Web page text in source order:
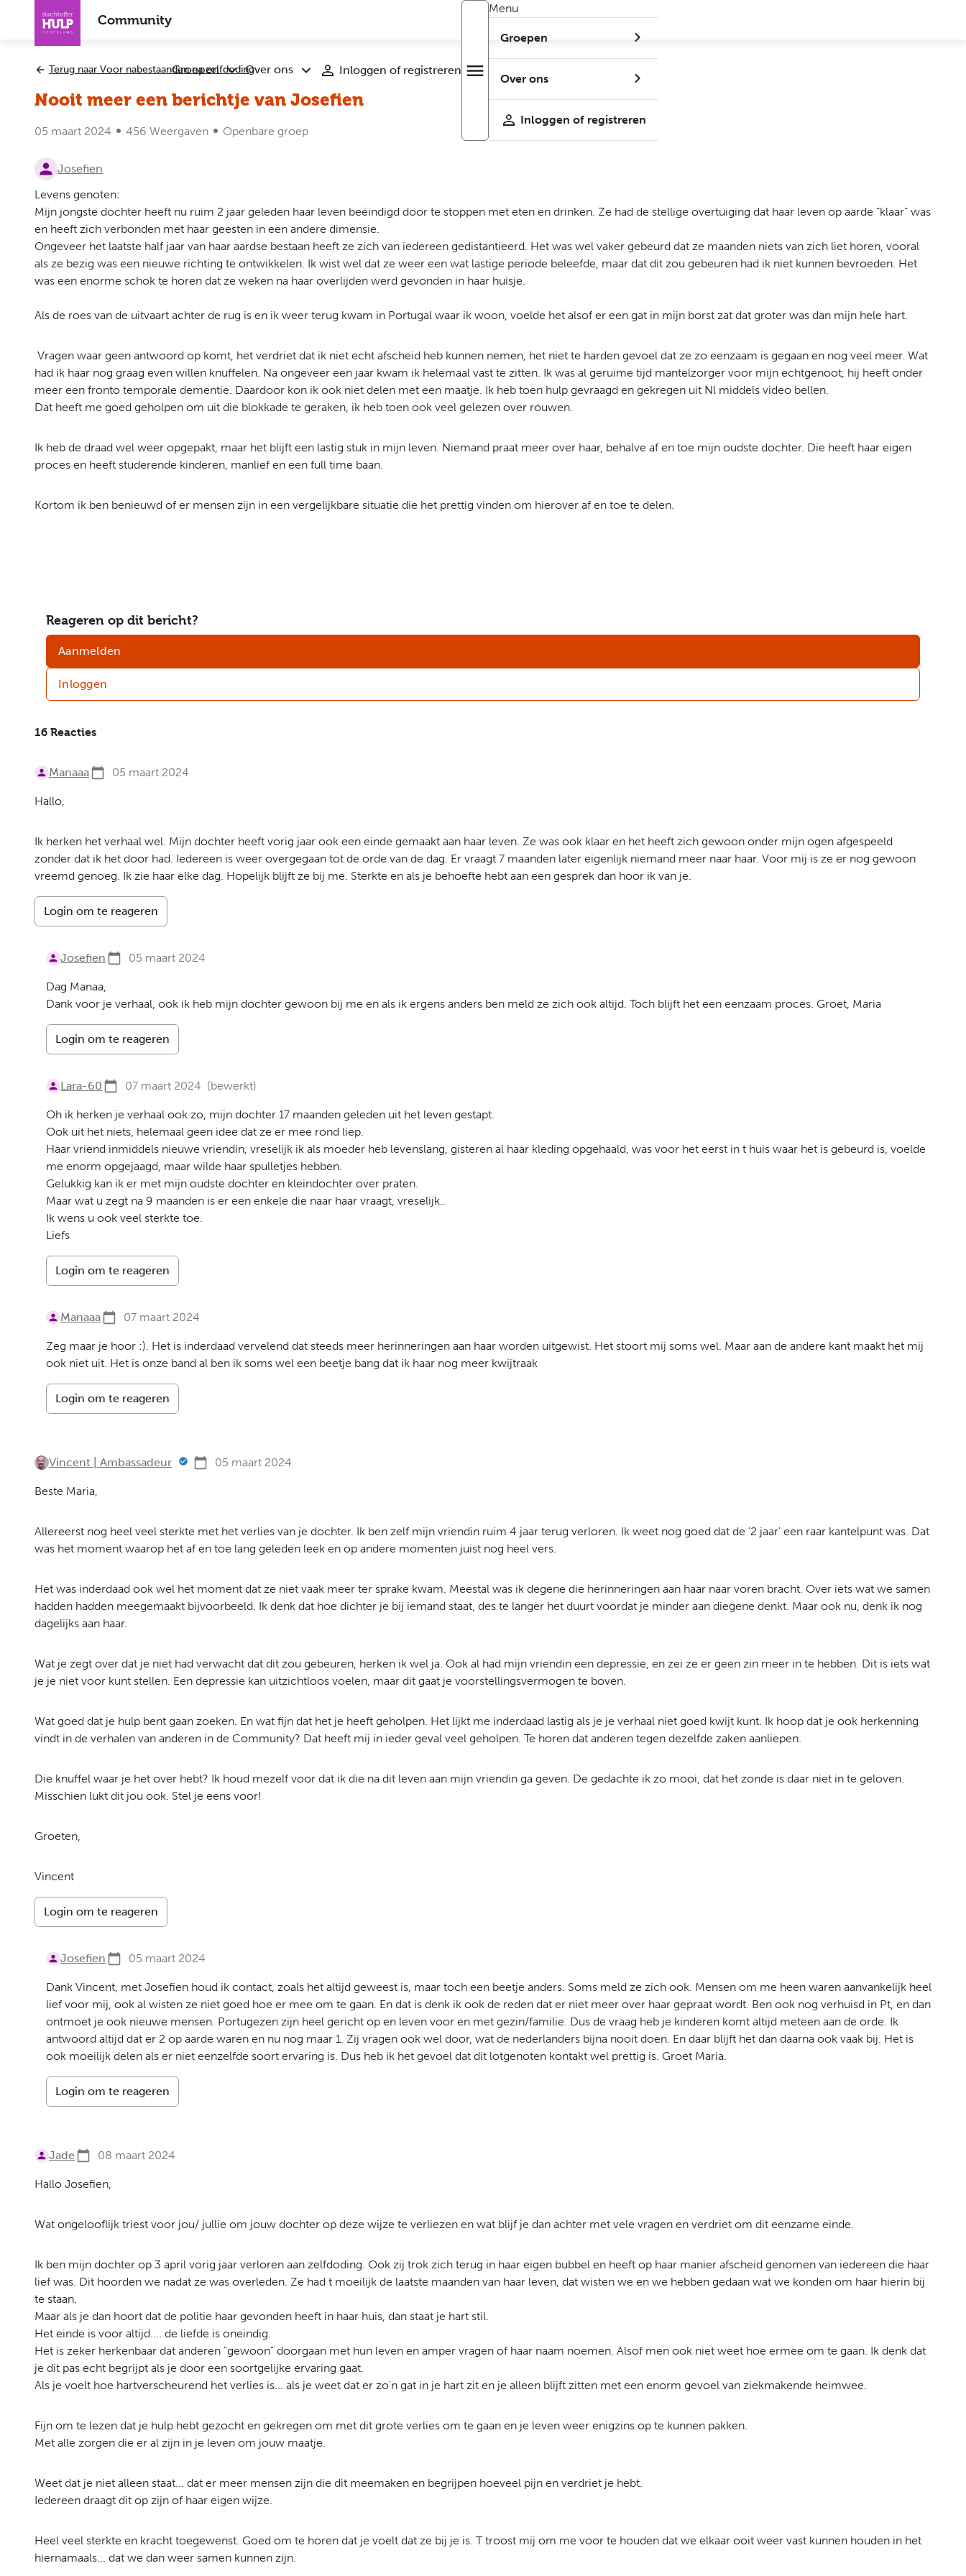
Overslaan
Community
Groepen Submenu
Over ons
Submenu
ons
Inloggen of registreren Open
Menu
Groepen
Groepen
Over ons
Over
Inloggen of registreren
Terug naar Voor nabestaanden na zelfdoding
Nooit meer een berichtje van Josefien
05 maart 2024 456 Weergaven Openbare groep
Josefien
Levens genoten:
Mijn jongste dochter heeft nu ruim 2 jaar geleden haar leven beëindigd door te stoppen met eten en drinken. Ze had de stellige overtuiging dat haar leven op aarde “klaar” was
en heeft zich verbonden met haar geesten in een andere dimensie.
Ongeveer het laatste half jaar van haar aardse bestaan heeft ze zich van iedereen gedistantieerd. Het was wel vaker gebeurd dat ze maanden niets van zich liet horen, vooral
als ze bezig was een nieuwe richting te ontwikkelen. Ik wist wel dat ze weer een wat lastige periode beleefde, maar dat dit zou gebeuren had ik niet kunnen bevroeden. Het
was een enorme schok te horen dat ze weken na haar overlijden werd gevonden in haar huisje.
Als de roes van de uitvaart achter de rug is en ik weer terug kwam in Portugal waar ik woon, voelde het alsof er een gat in mijn borst zat dat groter was dan mijn hele hart.
Vragen waar geen antwoord op komt, het verdriet dat ik niet echt afscheid heb kunnen nemen, het niet te harden gevoel dat ze zo eenzaam is gegaan en nog veel meer. Wat
had ik haar nog graag even willen knuffelen. Na ongeveer een jaar kwam ik helemaal vast te zitten. Ik was al geruime tijd mantelzorger voor mijn echtgenoot, hij heeft onder
meer een fronto temporale dementie. Daardoor kon ik ook niet delen met een maatje. Ik heb toen hulp gevraagd en gekregen uit Nl middels video bellen.
Dat heeft me goed geholpen om uit die blokkade te geraken, ik heb toen ook veel gelezen over rouwen.
Ik heb de draad wel weer opgepakt, maar het blijft een lastig stuk in mijn leven. Niemand praat meer over haar, behalve af en toe mijn oudste dochter. Die heeft haar eigen
proces en heeft studerende kinderen, manlief en een full time baan.
Kortom ik ben benieuwd of er mensen zijn in een vergelijkbare situatie die het prettig vinden om hierover af en toe te delen.
Reageren op dit bericht?
Aanmelden
Inloggen
16 Reacties
Manaaa 05 maart 2024
Hallo,
Ik herken het verhaal wel. Mijn dochter heeft vorig jaar ook een einde gemaakt aan haar leven. Ze was ook klaar en het heeft zich gewoon onder mijn ogen afgespeeld
zonder dat ik het door had. Iedereen is weer overgegaan tot de orde van de dag. Er vraagt 7 maanden later eigenlijk niemand meer naar haar. Voor mij is ze er nog gewoon
vreemd genoeg. Ik zie haar elke dag. Hopelijk blijft ze bij me. Sterkte en als je behoefte hebt aan een gesprek dan hoor ik van je.
Login om te reageren
Josefien 05 maart 2024
Dag Manaa,
Dank voor je verhaal, ook ik heb mijn dochter gewoon bij me en als ik ergens anders ben meld ze zich ook altijd. Toch blijft het een eenzaam proces. Groet, Maria
Login om te reageren
Lara-60 07 maart 2024 (bewerkt)
Oh ik herken je verhaal ook zo, mijn dochter 17 maanden geleden uit het leven gestapt.
Ook uit het niets, helemaal geen idee dat ze er mee rond liep.
Haar vriend inmiddels nieuwe vriendin, vreselijk ik als moeder heb levenslang, gisteren al haar kleding opgehaald, was voor het eerst in t huis waar het is gebeurd is, voelde
me enorm opgejaagd, maar wilde haar spulletjes hebben.
Gelukkig kan ik er met mijn oudste dochter en kleindochter over praten.
Maar wat u zegt na 9 maanden is er een enkele die naar haar vraagt, vreselijk..
Ik wens u ook veel sterkte toe.
Liefs
Login om te reageren
Manaaa 07 maart 2024
Zeg maar je hoor :). Het is inderdaad vervelend dat steeds meer herinneringen aan haar worden uitgewist. Het stoort mij soms wel. Maar aan de andere kant maakt het mij
ook niet uit. Het is onze band al ben ik soms wel een beetje bang dat ik haar nog meer kwijtraak
Login om te reageren
Vincent | Ambassadeur 05 maart 2024
Beste Maria,
Allereerst nog heel veel sterkte met het verlies van je dochter. Ik ben zelf mijn vriendin ruim 4 jaar terug verloren. Ik weet nog goed dat de '2 jaar' een raar kantelpunt was. Dat
was het moment waarop het af en toe lang geleden leek en op andere momenten juist nog heel vers.
Het was inderdaad ook wel het moment dat ze niet vaak meer ter sprake kwam. Meestal was ik degene die herinneringen aan haar naar voren bracht. Over iets wat we samen
hadden hadden meegemaakt bijvoorbeeld. Ik denk dat hoe dichter je bij iemand staat, des te langer het duurt voordat je minder aan diegene denkt. Maar ook nu, denk ik nog
dagelijks aan haar.
Wat je zegt over dat je niet had verwacht dat dit zou gebeuren, herken ik wel ja. Ook al had mijn vriendin een depressie, en zei ze er geen zin meer in te hebben. Dit is iets wat
je je niet voor kunt stellen. Een depressie kan uitzichtloos voelen, maar dit gaat je voorstellingsvermogen te boven.
Wat goed dat je hulp bent gaan zoeken. En wat fijn dat het je heeft geholpen. Het lijkt me inderdaad lastig als je je verhaal niet goed kwijt kunt. Ik hoop dat je ook herkenning
vindt in de verhalen van anderen in de Community? Dat heeft mij in ieder geval veel geholpen. Te horen dat anderen tegen dezelfde zaken aanliepen.
Die knuffel waar je het over hebt? Ik houd mezelf voor dat ik die na dit leven aan mijn vriendin ga geven. De gedachte ik zo mooi, dat het zonde is daar niet in te geloven.
Misschien lukt dit jou ook. Stel je eens voor!
Groeten,
Vincent
Login om te reageren
Josefien 05 maart 2024
Dank Vincent, met Josefien houd ik contact, zoals het altijd geweest is, maar toch een beetje anders. Soms meld ze zich ook. Mensen om me heen waren aanvankelijk heel
lief voor mij, ook al wisten ze niet goed hoe er mee om te gaan. En dat is denk ik ook de reden dat er niet meer over haar gepraat wordt. Ben ook nog verhuisd in Pt, en dan
ontmoet je ook nieuwe mensen. Portugezen zijn heel gericht op en leven voor en met gezin/familie. Dus de vraag heb je kinderen komt altijd meteen aan de orde. Ik
antwoord altijd dat er 2 op aarde waren en nu nog maar 1. Zij vragen ook wel door, wat de nederlanders bijna nooit doen. En daar blijft het dan daarna ook vaak bij. Het is
ook moeilijk delen als er niet eenzelfde soort ervaring is. Dus heb ik het gevoel dat dit lotgenoten kontakt wel prettig is. Groet Maria.
Login om te reageren
Jade 08 maart 2024
Hallo Josefien,
Wat ongelooflijk triest voor jou/ jullie om jouw dochter op deze wijze te verliezen en wat blijf je dan achter met vele vragen en verdriet om dit eenzame einde.
Ik ben mijn dochter op 3 april vorig jaar verloren aan zelfdoding. Ook zij trok zich terug in haar eigen bubbel en heeft op haar manier afscheid genomen van iedereen die haar
lief was. Dit hoorden we nadat ze was overleden. Ze had t moeilijk de laatste maanden van haar leven, dat wisten we en we hebben gedaan wat we konden om haar hierin bij
te staan.
Maar als je dan hoort dat de politie haar gevonden heeft in haar huis, dan staat je hart stil.
Het einde is voor altijd.... de liefde is oneindig.
Het is zeker herkenbaar dat anderen "gewoon" doorgaan met hun leven en amper vragen of haar naam noemen. Alsof men ook niet weet hoe ermee om te gaan. Ik denk dat
je dit pas echt begrijpt als je door een soortgelijke ervaring gaat.
Als je voelt hoe hartverscheurend het verlies is... als je weet dat er zo'n gat in je hart zit en je alleen blijft zitten met een enorm gevoel van ziekmakende heimwee.
Fijn om te lezen dat je hulp hebt gezocht en gekregen om met dit grote verlies om te gaan en je leven weer enigzins op te kunnen pakken.
Met alle zorgen die er al zijn in je leven om jouw maatje.
Weet dat je niet alleen staat... dat er meer mensen zijn die dit meemaken en begrijpen hoeveel pijn en verdriet je hebt.
Iedereen draagt dit op zijn of haar eigen wijze.
Heel veel sterkte en kracht toegewenst. Goed om te horen dat je voelt dat ze bij je is. T troost mij om me voor te houden dat we elkaar ooit weer vast kunnen houden in het
hiernamaals... dat we dan weer samen kunnen zijn.